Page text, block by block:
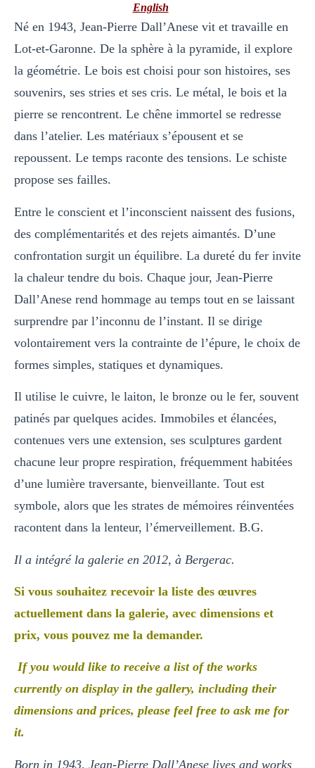
English
Né en 1943, Jean-Pierre Dall’Anese vit et travaille en
Lot-et-Garonne. De la sphère à la pyramide, il explore
la géométrie. Le bois est choisi pour son histoires, ses
souvenirs, ses stries et ses cris. Le métal, le bois et la
pierre se rencontrent. Le chêne immortel se redresse
dans l’atelier. Les matériaux s’épousent et se
repoussent. Le temps raconte des tensions. Le schiste
propose ses failles.
Entre le conscient et l’inconscient naissent des fusions,
des complémentarités et des rejets aimantés. D’une
confrontation surgit un équilibre. La dureté du fer invite
la chaleur tendre du bois. Chaque jour, Jean-Pierre
Dall’Anese rend hommage au temps tout en se laissant
surprendre par l’inconnu de l’instant. Il se dirige
volontairement vers la contrainte de l’épure, le choix de
formes simples, statiques et dynamiques.
Il utilise le cuivre, le laiton, le bronze ou le fer, souvent
patinés par quelques acides. Immobiles et élancées,
contenues vers une extension, ses sculptures gardent
chacune leur propre respiration, fréquemment habitées
d’une lumière traversante, bienveillante. Tout est
symbole, alors que les strates de mémoires réinventées
racontent dans la lenteur, l’émerveillement. B.G.
Il a intégré la galerie en 2012, à Bergerac.
Si vous souhaitez recevoir la liste des œuvres
actuellement dans la galerie, avec dimensions et
prix, vous pouvez me la demander.
If you would like to receive a list of the works
currently on display in the gallery, including their
dimensions and prices, please feel free to ask me for
it.
Born in 1943, Jean-Pierre Dall’Anese lives and works